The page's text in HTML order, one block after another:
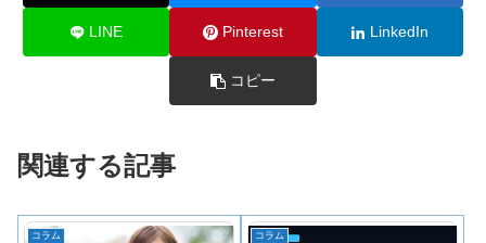
LINE Pinterest LinkedIn
コピー
関連する記事
コラム コラム